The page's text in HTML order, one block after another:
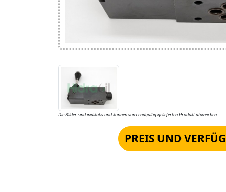
Die Bilder sind indikativ und können vom endgültig gelieferten Produkt abweichen.
PREIS UND